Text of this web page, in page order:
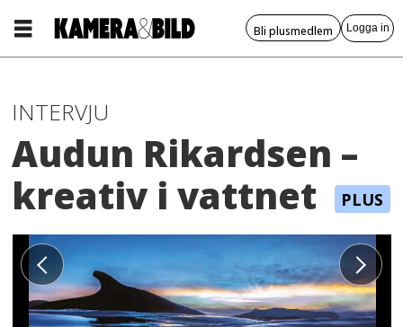
Bli plusmedlem Logga in
INTERVJU
Audun Rikardsen –
kreativ i vattnet